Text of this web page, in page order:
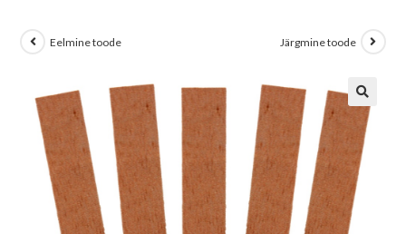
Eelmine toode Järgmine toode